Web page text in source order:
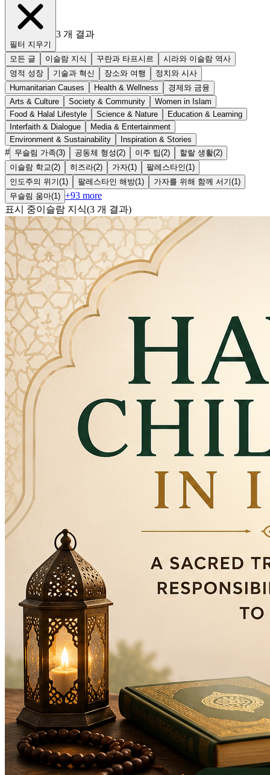
필터 지우기
3 개 결과
모든 글 이슬람 지식 꾸란과 타프시르
시라와 이슬람 역사
영적 성장
기술과 혁신 장소와 여행
정치와 시사
Humanitarian Causes
Health & Wellness
경제와 금융
Arts & Culture
Society & Community
Women in Islam
Food & Halal Lifestyle
Science & Nature
Education & Learning
Interfaith & Dialogue
Media & Entertainment
Environment & Sustainability
Inspiration & Stories
# 무슬림 가족(3) 공동체 형성(2) 이주 팁(2) 할랄 생활(2)
이슬람 학교(2) 히즈라(2) 가자(1 ) 팔레스타인(1 )
인도주의 위기(1 ) 팔레스타인 해방(1 ) 가자를 위해 함께 서기(1 )
무슬림 움마(1 ) +93 more
표시 중이슬람 지식(3 개 결과)